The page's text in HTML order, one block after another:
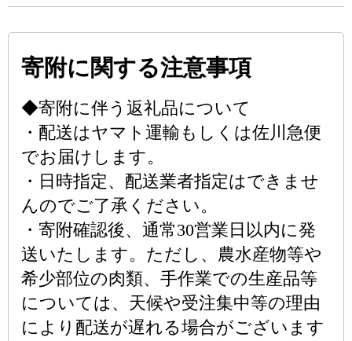
寄附に関する注意事項
◆寄附に伴う返礼品について
・配送はヤマト運輸もしくは佐川急便
でお届けします。
・日時指定、配送業者指定はできませ
んのでご了承ください。
・寄附確認後、通常30営業日以内に発
送いたします。ただし、農水産物等や
希少部位の肉類、手作業での生産品等
については、天候や受注集中等の理由
により配送が遅れる場合がございます